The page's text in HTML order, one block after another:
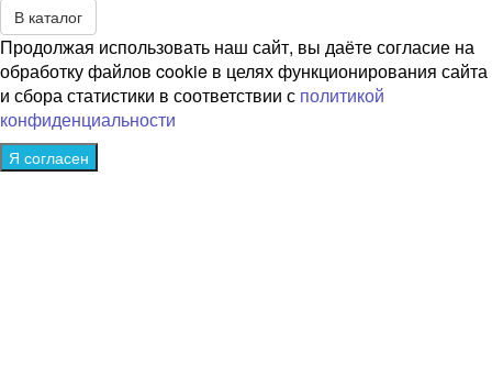
В каталог
Продолжая использовать наш сайт, вы даёте согласие на
обработку файлов cookie в целях функционирования сайта
и сбора статистики в соответствии с политикой
конфиденциальности
Я согласен